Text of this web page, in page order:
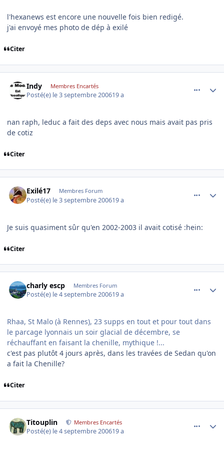
l'hexanews est encore une nouvelle fois bien redigé.
j'ai envoyé mes photo de dép à exilé
Citer
Indy Membres Encartés
Posté(e) le 3 septembre 200619 a
nan raph, leduc a fait des deps avec nous mais avait pas pris
de cotiz
Citer
Exilé17 Membres Forum
Posté(e) le 3 septembre 200619 a
Je suis quasiment sûr qu'en 2002-2003 il avait cotisé :hein:
Citer
charly escp Membres Forum
Posté(e) le 4 septembre 200619 a
Rhaa, St Malo (à Rennes), 23 supps en tout et pour tout dans
le parcage lyonnais un soir glacial de décembre, se
réchauffant en faisant la chenille, mythique !...
c'est pas plutôt 4 jours après, dans les travées de Sedan qu'on
a fait la Chenille?
Citer
Titouplin Membres Encartés
Posté(e) le 4 septembre 200619 a